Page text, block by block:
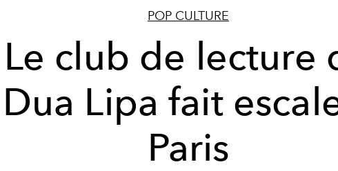
POP CULTURE
Le club de lecture
Dua Lipa fait
Paris